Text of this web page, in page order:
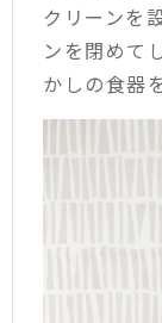
クリーンを
ンを閉めて
かしの食器